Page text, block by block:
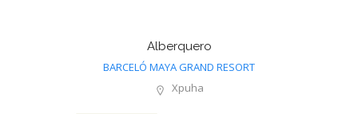
Alberquero
BARCELÓ MAYA GRAND RESORT
Xpuha